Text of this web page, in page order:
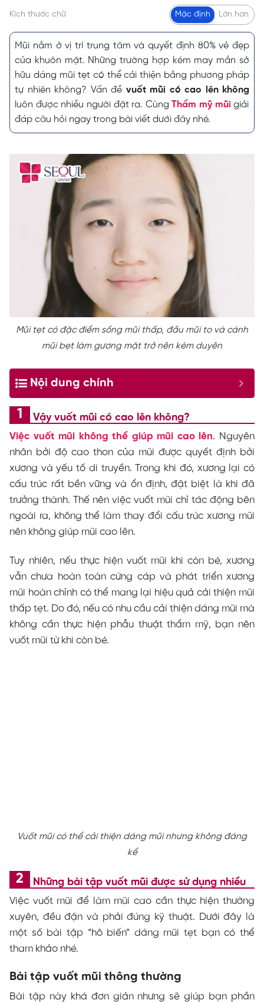
Trưởng Khoa Thẩm Mỹ tại Seoul Center, đồng thời
giữ vị trí quan trọng tại Khoa Thẩm Mỹ của Bệnh
Kích thước chữ Mặc định Lớn hơn
Mũi nằm ở vị trí trung tâm và quyết định 80% vẻ đẹp
của khuôn mặt. Những trường hợp kém may mắn sở
hữu dáng mũi tẹt có thể cải thiện bằng phương pháp
tự nhiên không? Vấn đề vuốt mũi có cao lên không
luôn được nhiều người đặt ra. CùngThẩm mỹ mũi giải
đáp câu hỏi ngay trong bài viết dưới đây nhé.
Mũi tẹt có đặc điểm sống mũi thấp, đầu mũi to và cánh
mũi bẹt làm gương mặt trở nên kém duyên
Nội dung chính
Vậy vuốt mũi có cao lên không?
Việc vuốt mũi không thể giúp mũi cao lên. Nguyên
nhân bởi độ cao thon của mũi được quyết định bởi
xương và yếu tố di truyền. Trong khi đó, xương lại có
cấu trúc rất bền vững và ổn định, đặt biệt là khi đã
trưởng thành. Thế nên việc vuốt mũi chỉ tác động bên
ngoài ra, không thể làm thay đổi cấu trúc xương mũi
nên không giúp mũi cao lên.
Tuy nhiên, nếu thực hiện vuốt mũi khi còn bé, xương
vẫn chưa hoàn toàn cứng cáp và phát triển xương
mũi hoàn chỉnh có thể mang lại hiệu quả cải thiện mũi
thấp tẹt. Do đó, nếu có nhu cầu cải thiện dáng mũi mà
không cần thực hiện phẫu thuật thẩm mỹ, bạn nên
vuốt mũi từ khi còn bé.
Vuốt mũi có thể cải thiện dáng mũi nhưng không đáng
kể
Những bài tập vuốt mũi được sử dụng nhiều
Việc vuốt mũi để làm mũi cao cần thực hiện thường
xuyên, đều đặn và phải đúng kỹ thuật. Dưới đây là
một số bài tập “hô biến” dáng mũi tẹt bạn có thể
tham khảo nhé.
Bài tập vuốt mũi thông thường
Bài tập này khá đơn giản nhưng sẽ giúp bạn phần